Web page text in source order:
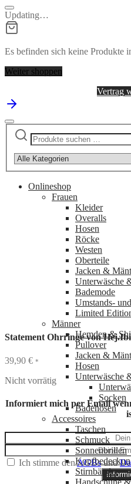
Statement Ohrringe von
39,90 € *
Nicht vorrätig
Informiert mich per Email
Ich stimme denAGBsund
Updating…
Es befinden sich keine Produkte
Weiter shoppen
Vertrag
Suchen
nach:
Onlineshop
Frauen
Kleider
Overalls
Hosen
Röcke
Westen
Oberteile
Jacken &
Unterwäsche
Bademode
Umstands-
Limited
Männer
Hemden &
Pullover
Jacken &
Hosen
Unterwäsche
Socken
Badehosen
Accessoires
Taschen
Schmuck
Sonnenbrillen
Stirnbänder